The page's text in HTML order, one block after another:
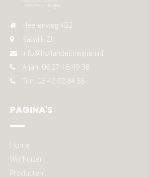
Heerenweg 4B2
Katwijk ZH
info@hollanderinwijnen.nl
Arjan: 06 27 16 49 38
Tim: 06 42 02 84 58
PAGINA'S
Home
Wijnhuizen
Producten